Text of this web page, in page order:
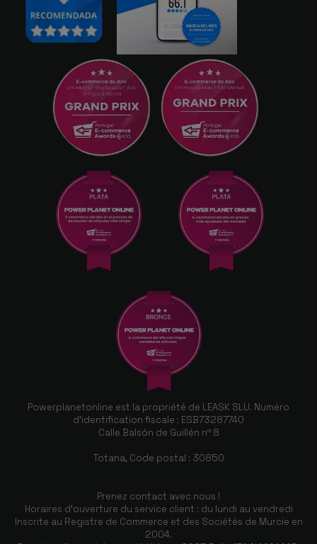
Powerplanetonline est la propriété de LEASK SLU. Numéro
d'identification fiscale : ESB73287740
Calle Balsón de Guillén nº 8
Totana, Code postal : 30850
Prenez contact avec nous !
Horaires d'ouverture du service client : du lundi au vendredi
Inscrite au Registre de Commerce et des Sociétés de Murcie en
2004.